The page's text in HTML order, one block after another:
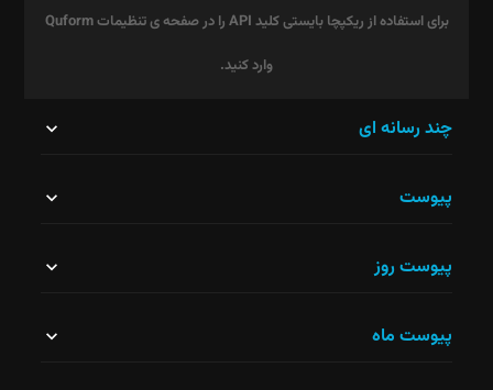
برای استفاده از ریکپچا بایستی کلید API را در صفحه ی تنظیمات Quform
وارد کنید.
نباید
شود.
چند رسانه ای
پیوست
پیوست روز
پیوست ماه